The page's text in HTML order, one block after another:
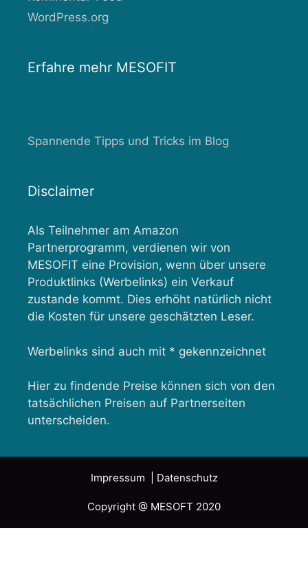
WordPress.org
Erfahre mehr MESOFIT
Spannende Tipps und Tricks im Blog
Disclaimer
Als Teilnehmer am Amazon
Partnerprogramm, verdienen wir von
MESOFIT eine Provision, wenn über unsere
Produktlinks (Werbelinks) ein Verkauf
zustande kommt. Dies erhöht natürlich nicht
die Kosten für unsere geschätzten Leser.
Werbelinks sind auch mit * gekennzeichnet
Hier zu findende Preise können sich von den
tatsächlichen Preisen auf Partnerseiten
unterscheiden.
Impressum | Datenschutz
Copyright @ MESOFT 2020